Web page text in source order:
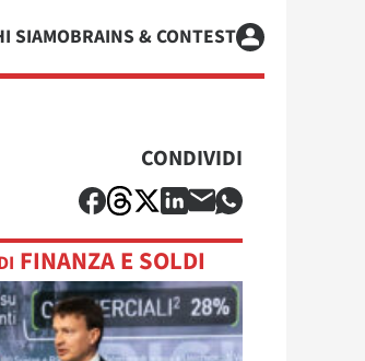
SIAMOBRAINS & CONTEST
CONDIVIDI
FINANZA E SOLDI